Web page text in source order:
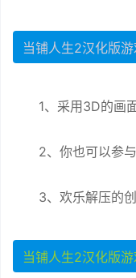
当铺人生2汉化版
1、采用3D的画
2、你也可以参
3、欢乐解压的
当铺人生2汉化版